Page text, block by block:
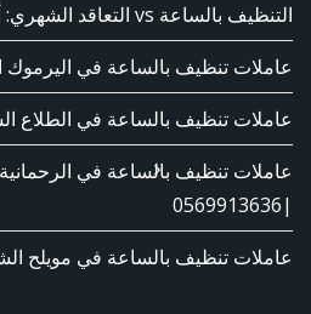
التنظيف بالساعة vs التعاقد الشهري: أيهما أفضل لك؟
عاملات تنظيف بالساعة في اليرموك الشارقة
عاملات تنظيف بالساعة في الطلاع الشارقة
عاملات تنظيف بالساعة في
|0569913636
عاملات تنظيف بالساعة في مويلح الشارقة